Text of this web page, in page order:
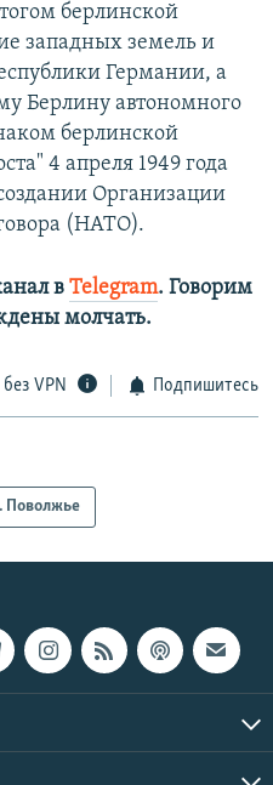
берлинской
западных земель и
Германии, а
Берлину автономного
берлинской
4 апреля 1949 года
Организации
(НАТО).
в Telegram. Говорим
молчать.
VPN Подпишитесь
Поволжье